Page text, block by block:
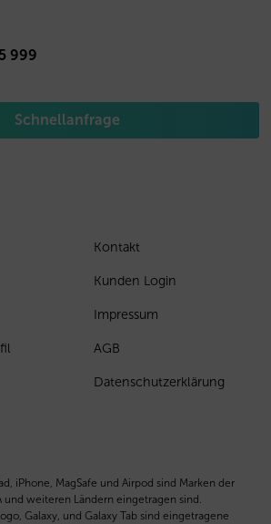
999
Schnellanfrage
Kontakt
Kunden Login
Impressum
AGB
Datenschutzerklärung
iPhone, MagSafe und Airpod sind Marken der
und weiteren Ländern eingetragen sind.
Galaxy, und Galaxy Tab sind eingetragene